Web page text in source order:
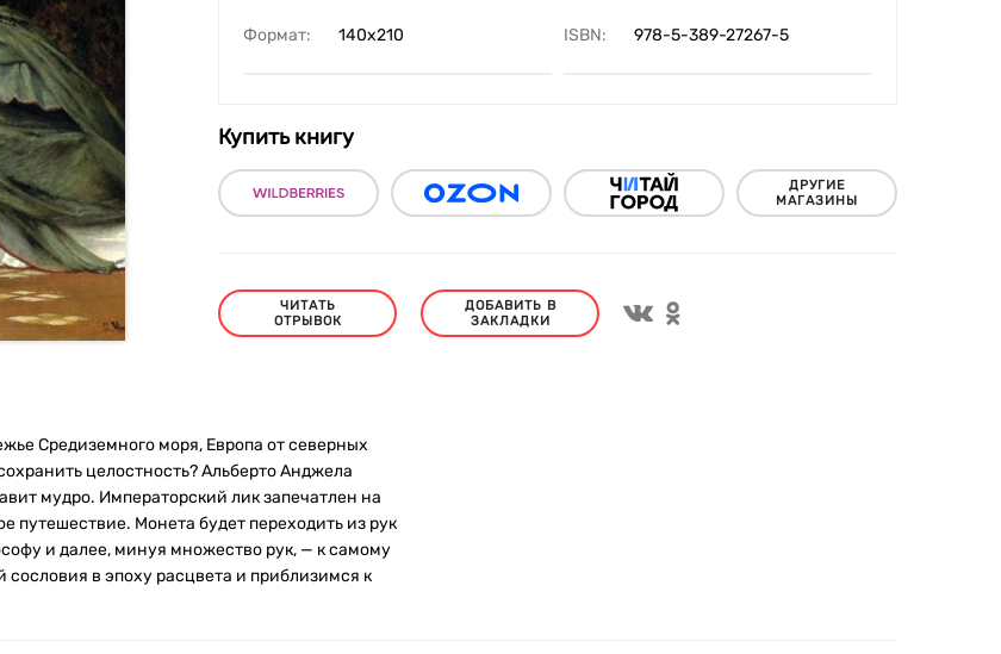
Формат: 140х210 ISBN: 978-5-389-27267-5
Купить книгу
ДРУГИЕ
МАГАЗИНЫ
ЧИТАТЬ
ОТРЫВОК
ДОБАВИТЬ В
ЗАКЛАДКИ
Средиземного моря, Европа от северных
целостность? Альберто Анджела
мудро. Императорский лик запечатлен на
путешествие. Монета будет переходить из рук
и далее, минуя множество рук, — к самому
в эпоху расцвета и приблизимся к